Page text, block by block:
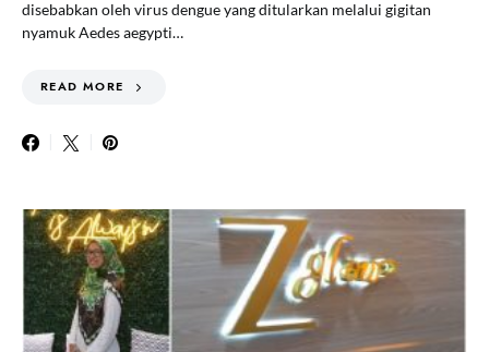
disebabkan oleh virus dengue yang ditularkan melalui gigitan
nyamuk Aedes aegypti…
READ MORE